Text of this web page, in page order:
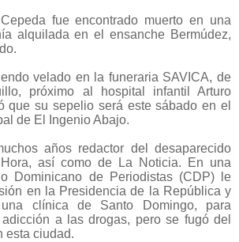
fue encontrado muerto en una
alquilada en el ensanche Bermúdez,
velado en la funeraria SAVICA, de
próximo al hospital infantil Arturo
que su sepelio será este sábado en el
de El Ingenio Abajo.
años redactor del desaparecido
así como de La Noticia. En una
Dominicano de Periodistas (CDP) le
en la Presidencia de la República y
clínica de Santo Domingo, para
a las drogas, pero se fugó del
esta ciudad.